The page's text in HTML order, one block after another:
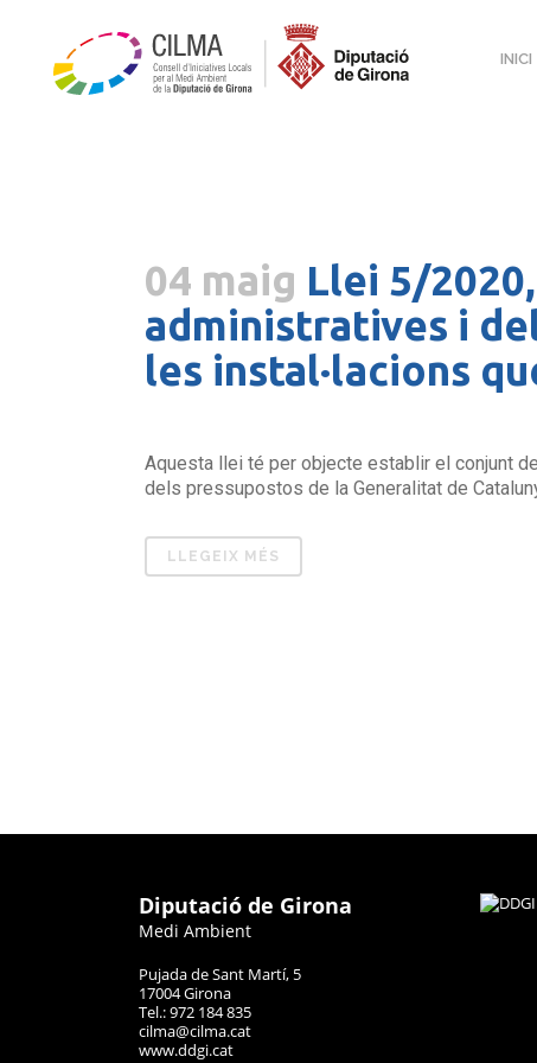
INICI
04 maig Llei 5/
administratives i
les instal·lacions
Aquesta llei té per objecte establir el conjunt
dels pressupostos de la Generalitat de
LLEGEIX MÉS
Diputació de Girona
Medi Ambient
Pujada de Sant Martí, 5
17004 Girona
Tel.: 972 184 835
cilma@cilma.cat
www.ddgi.cat